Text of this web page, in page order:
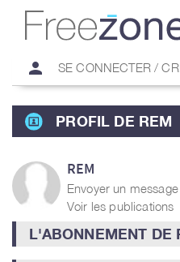
person SE CONNECTER /
PROFIL DE REM
REM
Envoyer un message
Voir les publications
L'ABONNEMENT DE